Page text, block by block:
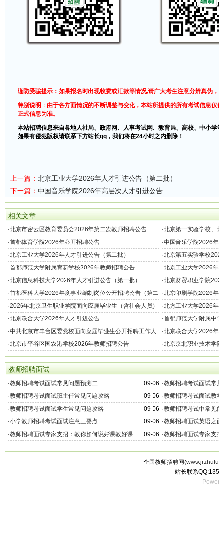
谨防受骗提示：如果报名时出现收费或汇款等情况,请广大考生注意分辨真伪
特别说明：由于各方面情况的不断调整与变化，本站所提供的所有考试信息
正式信息为准。
本站招聘信息来自各地人社局、政府网、人事考试网、教育局、高校、中小
如果有侵犯版权请联系下方站长qq，我们将在24小时之内删除！
上一篇： 北京工业大学2026年人才引进公告（第二批）
下一篇： 中国音乐学院2026年高层次人才引进公告
相关文章
·北京市密云区教育委员会2026年第二次教师招聘公告 ·北京第一实验学校、
校幼儿园2026年教师
·首都体育学院2026年公开招聘公告 ·中国音乐学院2026
·北京工业大学2026年人才引进公告（第二批） ·北京第五实验学校
·首都师范大学附属育新学校2026年教师招聘公告 ·北京工业大学2026
·北京信息科技大学2026年人才引进公告（第一批） ·北京财贸职业学院
·首都医科大学2026年度事业编制岗位公开招聘公告（第二
批）
·北京印刷学院2026
·2026年北京卫生职业学院面向应届毕业生（含社会人员）
公开招聘工作人员公告
·北方工业大学2026
·北京联合大学2026年人才引进公告 ·首都师范大学附属
·中共北京市丰台区委党校面向应届毕业生公开招聘工作人
员公告
·北京联合大学2026
·北京市平谷区国农港学校2026年教师招聘公告 ·北京京北职业技术
教师招聘面试
09-06
·教师招聘考试面试常见问题预测二 ·教师招聘考试面试常
09-06
·教师招聘考试面试班主任常见问题攻略 ·教师招聘考试面试教
09-06
·教师招聘考试面试学生常见问题攻略 ·教师招聘考试中常见
09-06
·小学教师招聘考试面试注意三要点 ·教师招聘面试英语之
09-06
·教师招聘面试专家支招：教你如何说好课教好课 ·教师招聘面试专家支
全国教师招聘网(
站长联系